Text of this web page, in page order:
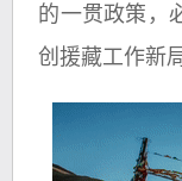
的一贯政策，
创援藏工作新